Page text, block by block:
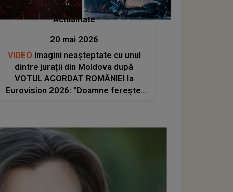
Actualitate
20 mai 2026
VIDEO Imagini neașteptate cu unul
dintre jurații din Moldova după
VOTUL ACORDAT ROMÂNIEI la
Eurovision 2026: "Doamne ferește!
Ce a căutat în..."